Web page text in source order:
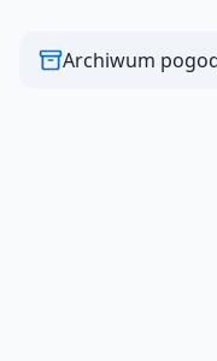
Archiwum